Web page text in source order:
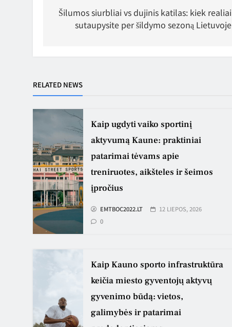
tarp
įrašų
Šilumos siurbliai vs dujinis katilas: kiek realiai
sutaupysite per šildymo sezoną Lietuvoje
RELATED NEWS
Kaip ugdyti vaiko sportinį
aktyvumą Kaune: praktiniai
patarimai tėvams apie
treniruotes, aikšteles ir šeimos
įpročius
EMTBOC2022.LT
12 LIEPOS, 2026
0
Kaip Kauno sporto infrastruktūra
keičia miesto gyventojų aktyvų
gyvenimo būdą: vietos,
galimybės ir patarimai